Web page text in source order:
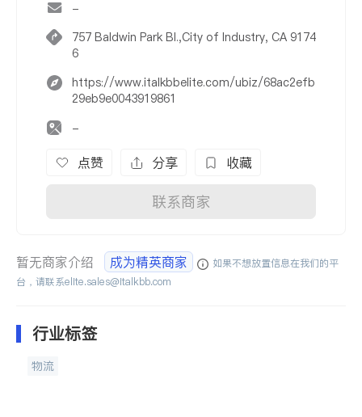
-
757 Baldwin Park Bl.,City of Industry, CA 9174
6
https://www.italkbbelite.com/ubiz/68ac2efb
29eb9e0043919861
-
点赞 分享 收藏
联系商家
暂无商家介绍 成为精英商家
如果不想放置信息在我们的平
台，请联系elite.sales@italkbb.com
行业标签
物流